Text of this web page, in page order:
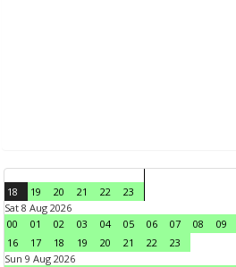
18 19 20 21 22
23
Sat 8 Aug 2026
00
01 02 03 04 05 06 07 08 09
16
17 18 19 20 21 22
23
Sun 9 Aug 2026